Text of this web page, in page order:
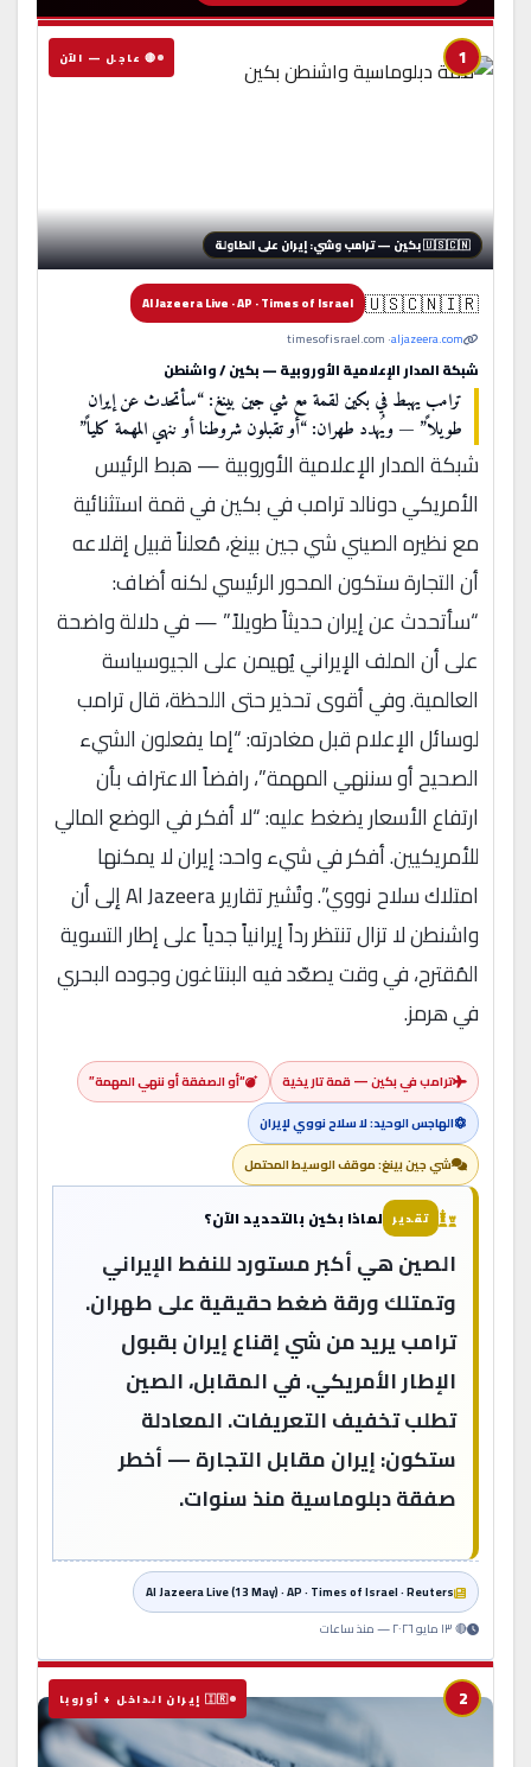
1 🔴 عاجل — الآن
🇺🇸🇨🇳 بكين — ترامب وشي: إيران على الطاولة
🇺🇸🇨🇳🇮🇷
Al Jazeera Live · AP · Times of Israel
aljazeera.com
· timesofisrael.com
شبكة المدار الإعلامية الأوروبية — بكين / واشنطن
ترامب يهبط في بكين لقمة مع شي جين بينغ: “سأتحدث عن إيران
طويلاً” — ويُهدد طهران: “أو تقبلون شروطنا أو ننهي المهمة كلياً”
شبكة المدار الإعلامية الأوروبية — هبط الرئيس
الأمريكي دونالد ترامب في بكين في قمة استثنائية
مع نظيره الصيني شي جين بينغ، مُعلناً قبيل إقلاعه
أن التجارة ستكون المحور الرئيسي لكنه أضاف:
“سأتحدث عن إيران حديثاً طويلاً” — في دلالة واضحة
على أن الملف الإيراني يُهيمن على الجيوسياسة
العالمية. وفي أقوى تحذير حتى اللحظة، قال ترامب
لوسائل الإعلام قبل مغادرته: “إما يفعلون الشيء
الصحيح أو سننهي المهمة”، رافضاً الاعتراف بأن
ارتفاع الأسعار يضغط عليه: “لا أفكر في الوضع المالي
للأمريكيين. أفكر في شيء واحد: إيران لا يمكنها
امتلاك سلاح نووي”. وتُشير تقارير Al Jazeera إلى أن
واشنطن لا تزال تنتظر رداً إيرانياً جدياً على إطار التسوية
المُقترح، في وقت يصعّد فيه البنتاغون وجوده البحري
في هرمز.
ترامب في بكين — قمة تاريخية
“أو الصفقة أو ننهي المهمة”
الهاجس الوحيد: لا سلاح نووي لإيران
شي جين بينغ: موقف الوسيط المحتمل
تقدير لماذا بكين بالتحديد الآن؟
الصين هي أكبر مستورد للنفط الإيراني
وتمتلك ورقة ضغط حقيقية على طهران.
ترامب يريد من شي إقناع إيران بقبول
الإطار الأمريكي. في المقابل، الصين
تطلب تخفيف التعريفات. المعادلة
ستكون: إيران مقابل التجارة — أخطر
صفقة دبلوماسية منذ سنوات.
Al Jazeera Live (13 May) · AP · Times of Israel · Reuters
🔴 ١٣ مايو ٢٠٢٦ — منذ ساعات
2 🇮🇷 إيران الداخل + أوروبا